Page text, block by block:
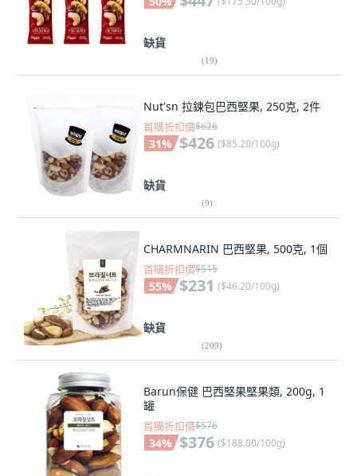
缺貨
(19)
Nut'sn 拉鍊包巴西堅果, 250克, 2件
首購折扣價$626
31% $426 ($85.20/100g)
缺貨
(9)
CHARMNARIN 巴西堅果, 500克, 1個
首購折扣價$515
55% $231 ($46.20/100g)
缺貨
(209)
Barun保健 巴西堅果堅果類, 200g, 1
罐
首購折扣價$576
34% $376 ($188.00/100g)